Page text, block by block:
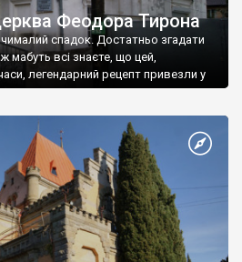
Феодора Тирона
спадок. Достатньо згадати
мабуть всі знаєте, що цей,
легендарний рецепт привезли у